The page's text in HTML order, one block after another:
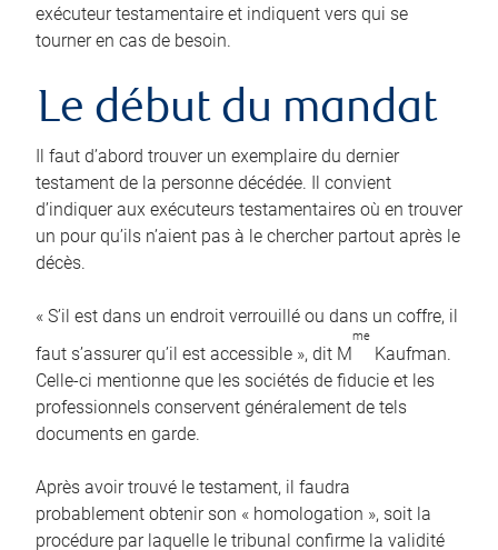
exécuteur testamentaire et indiquent vers qui se
tourner en cas de besoin.
Le début du mandat
Il faut d’abord trouver un exemplaire du dernier
testament de la personne décédée. Il convient
d’indiquer aux exécuteurs testamentaires où en trouver
un pour qu’ils n’aient pas à le chercher partout après le
décès.
« S’il est dans un endroit verrouillé ou dans un coffre, il
faut s’assurer qu’il est accessible », dit M
me
Kaufman.
Celle-ci mentionne que les sociétés de fiducie et les
professionnels conservent généralement de tels
documents en garde.
Après avoir trouvé le testament, il faudra
probablement obtenir son « homologation », soit la
procédure par laquelle le tribunal confirme la validité